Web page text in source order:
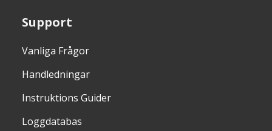
Support
Vanliga Frågor
Handledningar
Instruktions Guider
Loggdatabas